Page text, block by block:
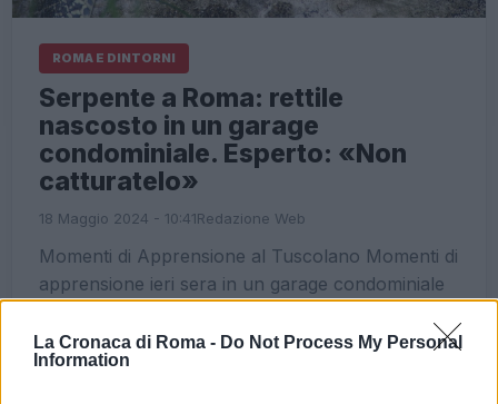
La Cronaca di Roma - Do Not Process My Personal
Information
ROMA E DINTORNI
Serpente a Roma: rettile
nascosto in un garage
condominiale. Esperto: «Non
catturatelo»
18 Maggio 2024 - 10:41Redazione Web
Momenti di Apprensione al Tuscolano Momenti di
apprensione ieri sera in un garage condominiale
all’interno di una cassetta antincendio. Inutili i…